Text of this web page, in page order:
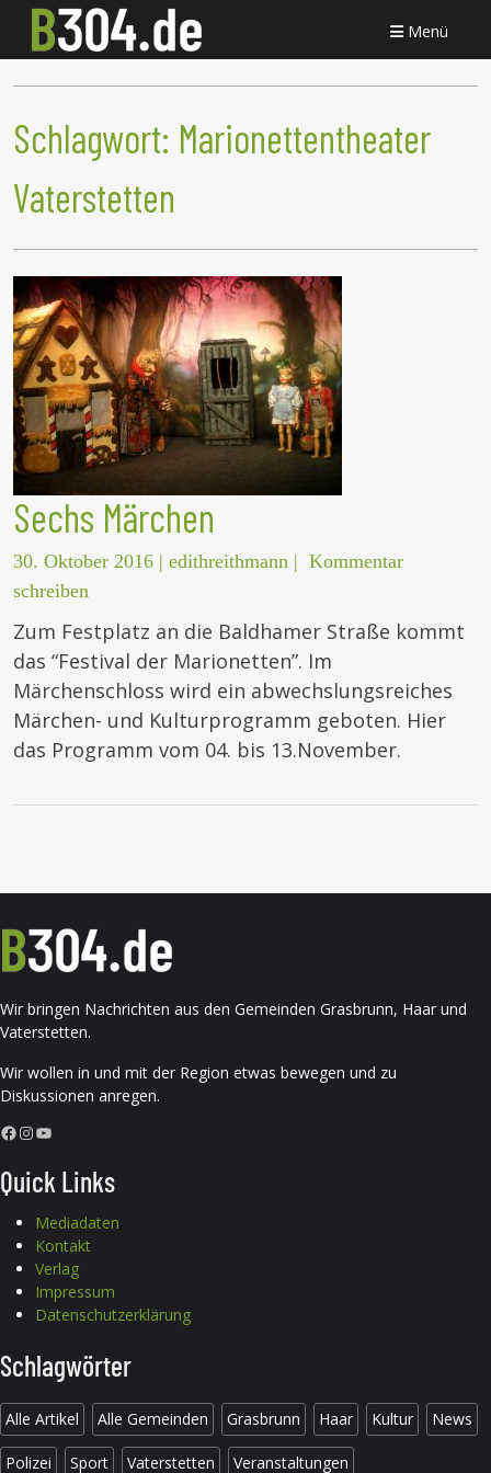
Menü
Schlagwort: Marionettentheater
Vaterstetten
Sechs Märchen
30. Oktober 2016 | edithreithmann | Kommentar
schreiben
Zum Festplatz an die Baldhamer Straße kommt
das “Festival der Marionetten”. Im
Märchenschloss wird ein abwechslungsreiches
Märchen- und Kulturprogramm geboten. Hier
das Programm vom 04. bis 13.November.
Wir bringen Nachrichten aus den Gemeinden Grasbrunn, Haar und
Vaterstetten.
Wir wollen in und mit der Region etwas bewegen und zu
Diskussionen anregen.
Facebook InstagramYouTube
Quick Links
Mediadaten
Kontakt
Verlag
Impressum
Datenschutzerklärung
Schlagwörter
Alle Artikel Alle Gemeinden Grasbrunn Haar Kultur News
Polizei Sport Vaterstetten Veranstaltungen